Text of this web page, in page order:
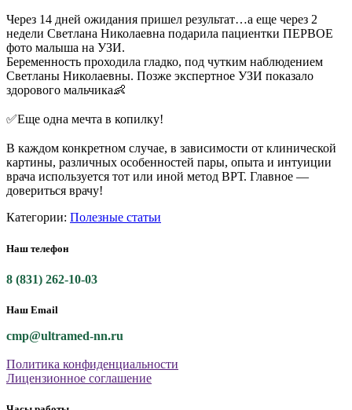
Через 14 дней ожидания пришел результат…а еще через 2
недели Светлана Николаевна подарила пациентки ПЕРВОЕ
фото малыша на УЗИ.
Беременность проходила гладко, под чутким наблюдением
Светланы Николаевны. Позже экспертное УЗИ показало
здорового мальчика👶
✅Еще одна мечта в копилку!
В каждом конкретном случае, в зависимости от клинической
картины, различных особенностей пары, опыта и интуиции
врача используется тот или иной метод ВРТ. Главное —
довериться врачу!
Категории: Полезные статьи
Наш телефон
8 (831) 262-10-03
Наш Email
cmp@ultramed-nn.ru
Политика конфиденциальности
Лицензионное соглашение